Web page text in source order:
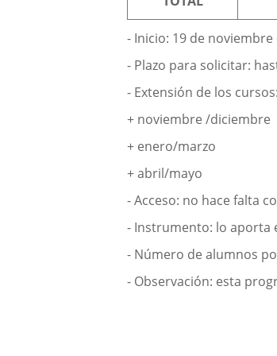
- Inicio: 19 de noviembre
- Plazo para solicitar:
- Extensión de los cursos:
+ noviembre /diciembre
+ enero/marzo
+ abril/mayo
- Acceso: no hace falta
- Instrumento: lo aporta
- Número de alumnos
- Observación: esta